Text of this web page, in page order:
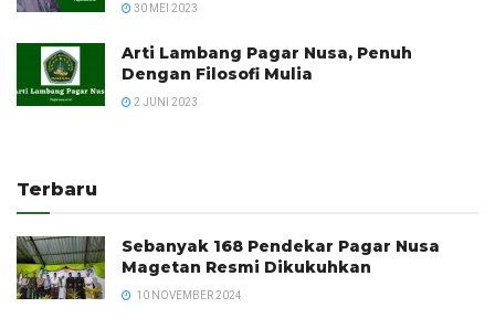
30 MEI 2023
Arti Lambang Pagar Nusa, Penuh
Dengan Filosofi Mulia
2 JUNI 2023
Terbaru
Sebanyak 168 Pendekar Pagar Nusa
Magetan Resmi Dikukuhkan
10 NOVEMBER 2024